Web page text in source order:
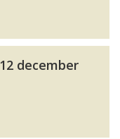
december